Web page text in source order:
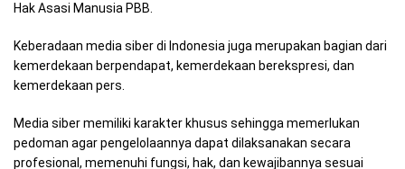
Hak Asasi Manusia PBB.
Keberadaan media siber di Indonesia juga merupakan bagian dari
kemerdekaan berpendapat, kemerdekaan berekspresi, dan
kemerdekaan pers.
Media siber memiliki karakter khusus sehingga memerlukan
pedoman agar pengelolaannya dapat dilaksanakan secara
profesional, memenuhi fungsi, hak, dan kewajibannya sesuai